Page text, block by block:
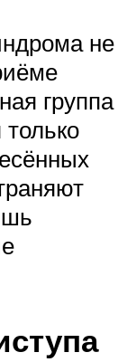
не
группа
только